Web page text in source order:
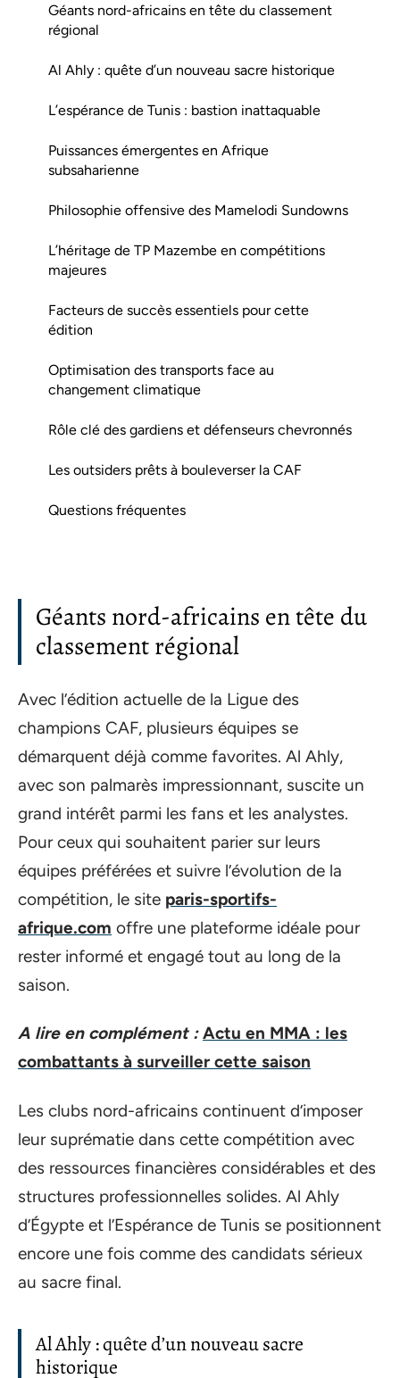
Géants nord-africains en tête du classement
régional
Al Ahly : quête d’un nouveau sacre historique
L’espérance de Tunis : bastion inattaquable
Puissances émergentes en Afrique
subsaharienne
Philosophie offensive des Mamelodi Sundowns
L’héritage de TP Mazembe en compétitions
majeures
Facteurs de succès essentiels pour cette
édition
Optimisation des transports face au
changement climatique
Rôle clé des gardiens et défenseurs chevronnés
Les outsiders prêts à bouleverser la CAF
Questions fréquentes
Géants nord-africains en tête du
classement régional
Avec l’édition actuelle de la Ligue des
champions CAF, plusieurs équipes se
démarquent déjà comme favorites. Al Ahly,
avec son palmarès impressionnant, suscite un
grand intérêt parmi les fans et les analystes.
Pour ceux qui souhaitent parier sur leurs
équipes préférées et suivre l’évolution de la
compétition, le site paris-sportifs-
afrique.com offre une plateforme idéale pour
rester informé et engagé tout au long de la
saison.
A lire en complément : Actu en MMA : les
combattants à surveiller cette saison
Les clubs nord-africains continuent d’imposer
leur suprématie dans cette compétition avec
des ressources financières considérables et des
structures professionnelles solides. Al Ahly
d’Égypte et l’Espérance de Tunis se positionnent
encore une fois comme des candidats sérieux
au sacre final.
Al Ahly : quête d’un nouveau sacre
historique